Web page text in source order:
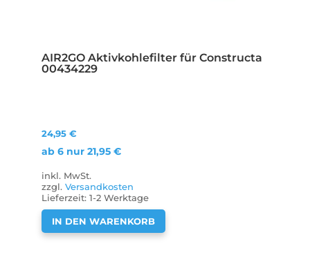
AIR2GO Aktivkohlefilter für Constructa
00434229
24,95 €
ab 6 nur 21,95 €
inkl. MwSt.
zzgl. Versandkosten
Lieferzeit: 1-2 Werktage
IN DEN WARENKORB